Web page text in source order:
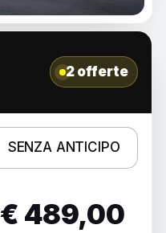
2 offerte
SENZA ANTICIPO
€ 489,00